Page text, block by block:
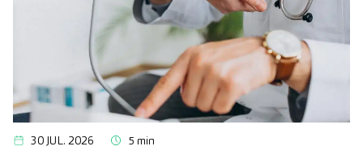
30 JUL. 2026 5 min